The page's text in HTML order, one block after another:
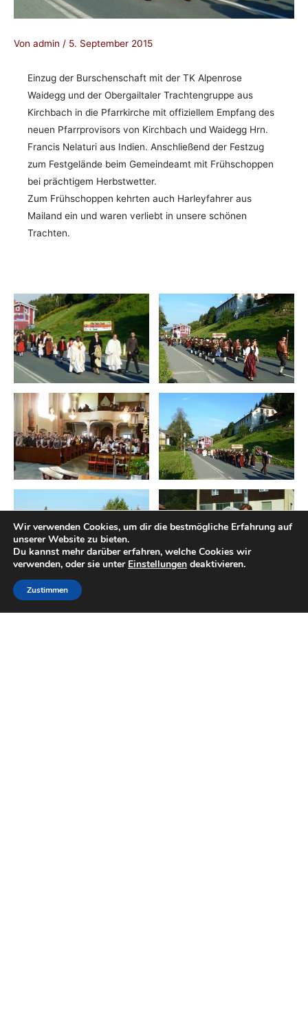
Von admin / 5. September 2015
Einzug der Burschenschaft mit der TK Alpenrose
Waidegg und der Obergailtaler Trachtengruppe aus
Kirchbach in die Pfarrkirche mit offiziellem Empfang des
neuen Pfarrprovisors von Kirchbach und Waidegg Hrn.
Francis Nelaturi aus Indien. Anschließend der Festzug
zum Festgelände beim Gemeindeamt mit Frühschoppen
bei prächtigem Herbstwetter.
Zum Frühschoppen kehrten auch Harleyfahrer aus
Mailand ein und waren verliebt in unsere schönen
Trachten.
Wir verwenden Cookies, um dir die bestmögliche Erfahrung auf
unserer Website zu bieten.
Du kannst mehr darüber erfahren, welche Cookies wir
verwenden, oder sie unter Einstellungen deaktivieren.
Zustimmen